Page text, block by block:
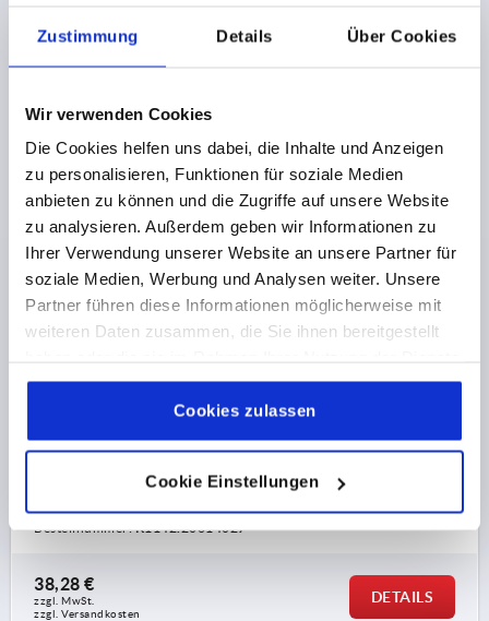
Zustimmung Details Über Cookies
Wir verwenden Cookies
Die Cookies helfen uns dabei, die Inhalte und Anzeigen
zu personalisieren, Funktionen für soziale Medien
anbieten zu können und die Zugriffe auf unsere Website
zu analysieren. Außerdem geben wir Informationen zu
Ihrer Verwendung unserer Website an unsere Partner für
soziale Medien, Werbung und Analysen weiter. Unsere
Partner führen diese Informationen möglicherweise mit
weiteren Daten zusammen, die Sie ihnen bereitgestellt
gesammelt haben.Cookie Richtlinien
Datenschutz|AGB
Cookies zulassen
Cookie Einstellungen
zzgl. Versandkosten
K1142 A
BREITE=39
MATERIAL GRUNDKÖRPER=EDELSTAHL
B1=27
A2=14
STAHLSCHLÜSSEL GRUNDKÖRPER=1.4401
Bestellnummer:K1142.20614027
38,28 €
zzgl. MwSt.
zzgl. Versandkosten
DETAILS